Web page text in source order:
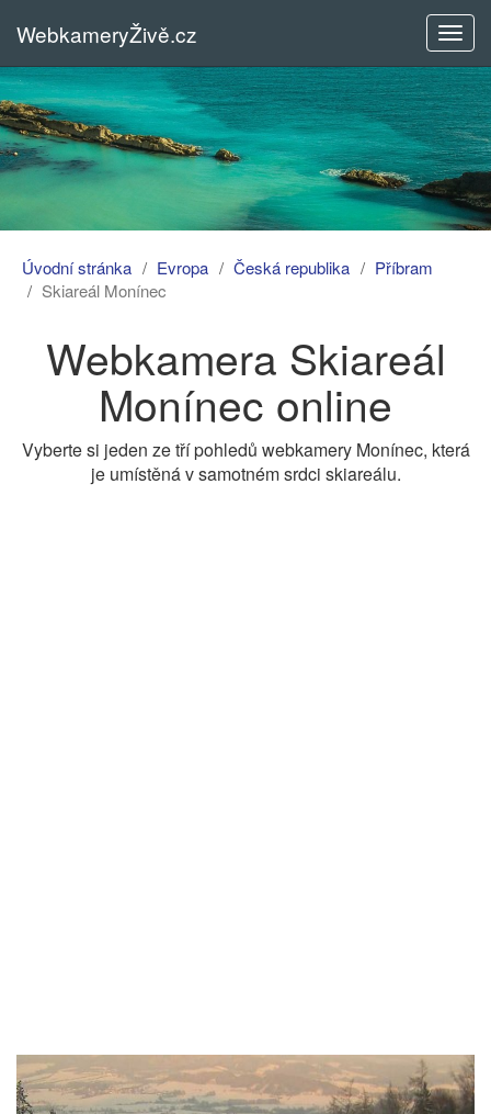
menu
WebkameryŽivě.cz
Úvodní stránka Evropa Česká republika
Příbram
Skiareál Monínec
Webkamera Skiareál
Monínec online
Vyberte si jeden ze tří pohledů webkamery Monínec, která
je umístěná v samotném srdci skiareálu.